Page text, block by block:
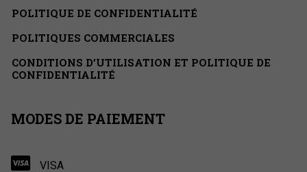
POLITIQUE DE CONFIDENTIALITÉ
POLITIQUES COMMERCIALES
CONDITIONS D’UTILISATION ET POLITIQUE DE
CONFIDENTIALITÉ
MODES DE PAIEMENT
VISA